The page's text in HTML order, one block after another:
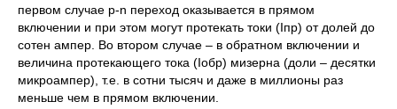
первом случае p-n переход оказывается в прямом
включении и при этом могут протекать токи (Iпр) от долей до
сотен ампер. Во втором случае – в обратном включении и
величина протекающего тока (Iобр) мизерна (доли – десятки
микроампер), т.е. в сотни тысяч и даже в миллионы раз
меньше чем в прямом включении.